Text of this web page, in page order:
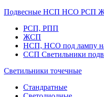
Подвесные НСП НСО РСП
РСП, РПП
ЖСП
НСП, НСО под лампу
ССП Светильники
Светильники точечные
Стандратные